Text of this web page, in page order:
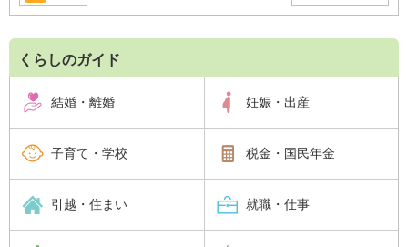
くらしのガイド
結婚・離婚 妊娠・出産
子育て・学校 税金・国民年金
引越・住まい 就職・仕事